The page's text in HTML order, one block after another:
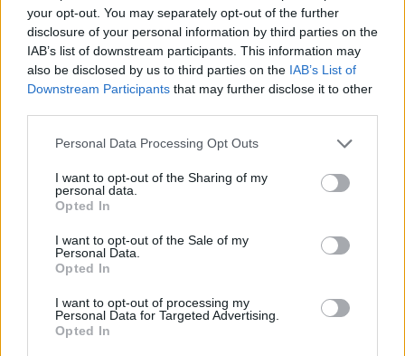
your opt-out. You may separately opt-out of the further
disclosure of your personal information by third parties on the
IAB’s list of downstream participants. This information may
also be disclosed by us to third parties on the IAB’s List of
Downstream Participants that may further disclose it to other
Personal Data Processing Opt Outs
I want to opt-out of the Sharing of my
personal data.
Opted In
I want to opt-out of the Sale of my
Personal Data.
Opted In
I want to opt-out of processing my
Personal Data for Targeted Advertising.
Opted In
adhatta meg a választ előre. A nap már
lenyugodott...
Tovább
Odett nyomoz – 5. rész – A titokzatos
levél